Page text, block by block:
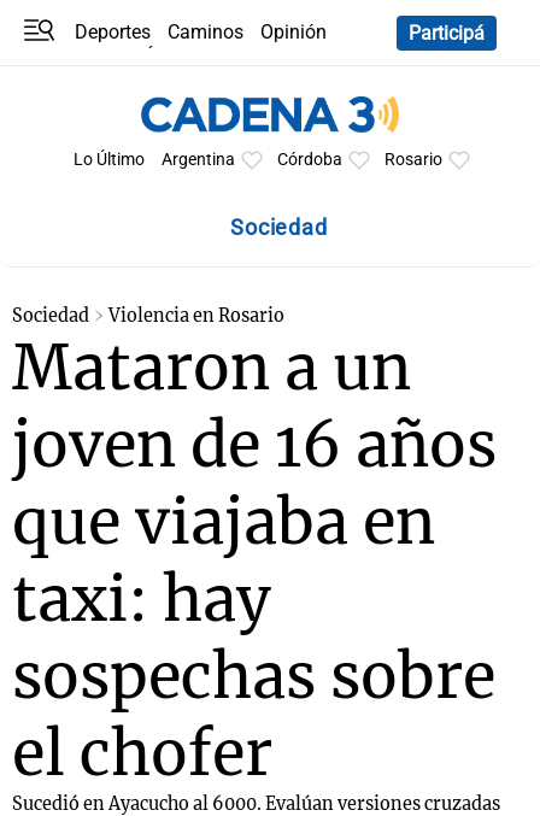
Deportes Caminos
Opinión
Participá
Lo Último Argentina Córdoba Rosario
Sociedad
Sociedad Violencia en Rosario
Mataron a un
joven de 16 años
que viajaba en
taxi: hay
sospechas sobre
el chofer
Sucedió en Ayacucho al 6000. Evalúan versiones cruzadas